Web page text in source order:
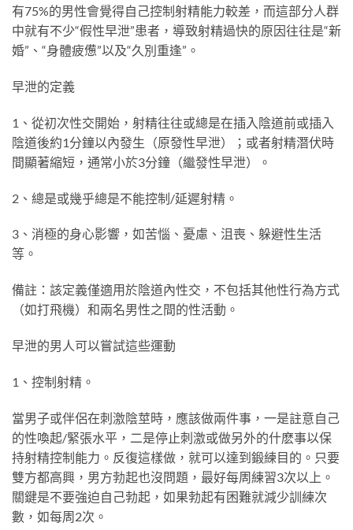
有75%的男性會覺得自己控制射精能力較差，而這部分人群
中就有不少“假性早泄”患者，導致射精過快的原因往往是“新
婚”、“身體疲憊”以及“久別重逢”。
早泄的定義
1、從初次性交開始，射精往往或總是在插入陰道前或插入
陰道後約1分鐘以內發生（原發性早泄）；或者射精潛伏時
間顯著縮短，通常小於3分鐘（繼發性早泄）。
2、總是或幾乎總是不能控制/延遲射精。
3、消極的身心影響，如苦惱、憂慮、沮喪、躲避性生活
等。
備註：該定義僅適用於陰道內性交，不包括其他性行為方式
（如打飛機）和兩名男性之間的性活動。
早泄的男人可以嘗試這些運動
1、控制射精。
當男子或伴侶在刺激陰莖時，應該做兩件事，一是註意自己
的性喚起/緊張水平，二是停止刺激或做另外的什麽事以保
持射精控制能力。反復這樣做，就可以達到鍛練目的。只要
雙方都高興，男方勃起也沒問題，最好每周練習3次以上。
關鍵是不要強迫自己勃起，如果勃起有困難就減少訓練次
數，如每周2次。